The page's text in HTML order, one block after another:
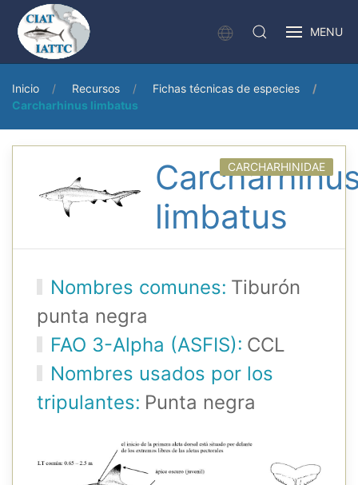
MENU
Inicio Recursos
Fichas técnicas de especies
Carcharhinus limbatus
CARCHARHINIDAE
limbatus
Nombres comunes: Tiburón
punta negra
FAO 3-Alpha (ASFIS): CCL
Nombres usados por los
tripulantes: Punta negra